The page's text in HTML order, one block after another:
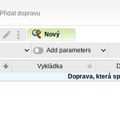
Přidat dopravu
Nový
Add parameters
Vykládka
Doprava, která